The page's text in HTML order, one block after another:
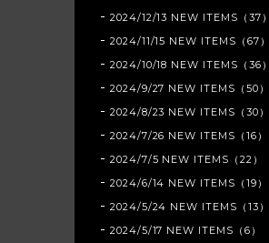
2024/12/13 NEW ITEMS（37）
2024/11/15 NEW ITEMS（67）
2024/10/18 NEW ITEMS（36）
2024/9/27 NEW ITEMS（50）
2024/8/23 NEW ITEMS（30）
2024/7/26 NEW ITEMS（16）
2024/7/5 NEW ITEMS（22）
2024/6/14 NEW ITEMS（19）
2024/5/24 NEW ITEMS（13）
2024/5/17 NEW ITEMS（6）